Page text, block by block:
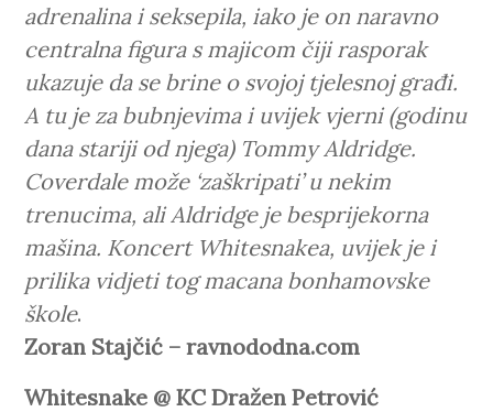
adrenalina i seksepila, iako je on naravno
centralna figura s majicom čiji rasporak
ukazuje da se brine o svojoj tjelesnoj građi.
A tu je za bubnjevima i uvijek vjerni (godinu
dana stariji od njega) Tommy Aldridge.
Coverdale može ‘zaškripati’ u nekim
trenucima, ali Aldridge je besprijekorna
mašina. Koncert Whitesnakea, uvijek je i
prilika vidjeti tog macana bonhamovske
škole.
Zoran Stajčić – ravnododna.com
Whitesnake @ KC Dražen Petrović